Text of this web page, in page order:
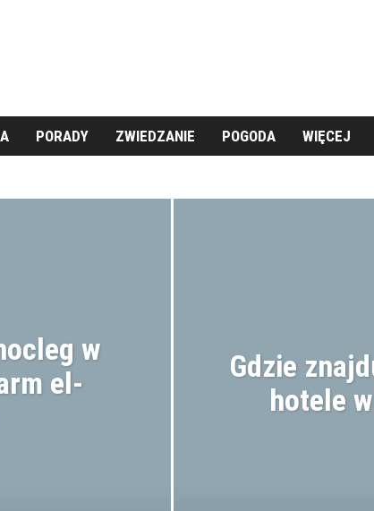
PORADY ZWIEDZANIE POGODA WIĘCEJ
SHARM EL-SHEIKH ZWIEDZANIE
w
el-
Gdzie
hotele